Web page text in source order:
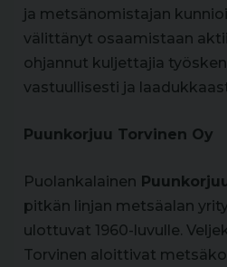
ja metsänomistajan
välittänyt osaamistaan
ohjannut kuljettajia
vastuullisesti ja
Puunkorjuu Torvinen Oy
Puolankalainen
pitkän linjan metsäalan
ulottuvat 1960-luvulle.
Torvinen aloittivat